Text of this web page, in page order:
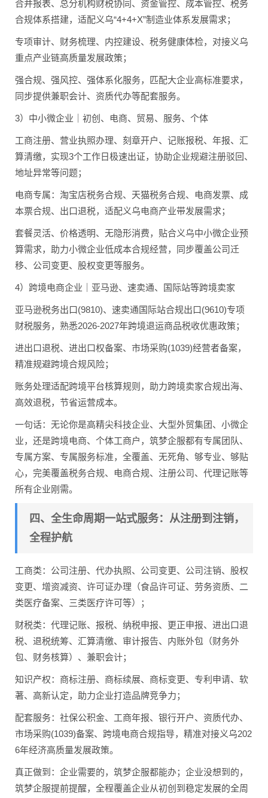
合并报表、总分机构财税协同、资金管控、成本管控、税务
合规体系搭建，适配义乌“4+4+X”制造业体系发展需求；
专项审计、财务梳理、内控建设、税务健康体检，对接义乌
重点产业链高质量发展政策；
强合规、强风控、强体系化服务，匹配大企业高标准要求，
同步提供兼职会计、资质代办等配套服务。
3）中小微企业｜初创、电商、贸易、服务、个体
工商注册、营业执照办理、刻章开户、记账报税、年报、汇
算清缴，实现3个工作日极速出证，协助企业规避注册驳回、
地址异常等问题；
电商专属：淘宝店税务合规、天猫税务合规、电商发票、成
本票合规、出口退税，适配义乌电商产业带发展需求；
套餐灵活、价格透明、无隐形消费，贴合义乌中小微企业预
算需求，助力小微企业低成本合规经营，同步覆盖公司迁
移、公司变更、股权变更等服务。
4）跨境电商企业｜亚马逊、速卖通、国际站等跨境卖家
亚马逊税务出口(9810)、速卖通国际站合规出口(9610)专项
财税服务，熟悉2026-2027年跨境退运商品税收优惠政策；
进出口退税、进出口权备案、市场采购(1039)经营者备案，
精准规避跨境合规风险；
账务处理适配跨境平台核算规则，助力跨境卖家合规出海、
高效退税，节省运营成本。
一句话：无论你是高精尖科技企业、大型外贸集团、小微企
业，还是跨境电商、个体工商户，筑梦企服都有专属团队、
专属方案、专属服务标准，全覆盖、无死角、够专业、够贴
心，完美覆盖税务合规、电商合规、注册公司、代理记账等
所有企业刚需。
四、全生命周期一站式服务：从注册到注销，
全程护航
工商类：公司注册、代办执照、公司变更、公司注销、股权
变更、增资减资、许可证办理（食品许可证、劳务资质、二
类医疗备案、三类医疗许可等）；
财税类：代理记账、报税、纳税申报、更正申报、进出口退
税、退税统筹、汇算清缴、审计报告、内账外包（财务外
包、财务核算）、兼职会计；
知识产权：商标注册、商标续展、商标变更、专利申请、软
著、高新认定，助力企业打造品牌竞争力；
配套服务：社保公积金、工商年报、银行开户、资质代办、
市场采购(1039)备案、跨境电商合规指导，精准对接义乌202
6年经济高质量发展政策。
真正做到：企业需要的，筑梦企服都能办；企业没想到的，
筑梦企服提前提醒，全程覆盖企业从初创到稳定发展的全周